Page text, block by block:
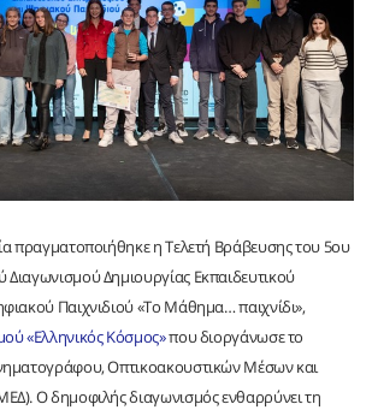
πραγματοποιήθηκε η Τελετή Βράβευσης του 5ου
Διαγωνισμού Δημιουργίας Εκπαιδευτικού
Παιχνιδιού «Το Μάθημα… παιχνίδι»,
«Ελληνικός Κόσμος»που διοργάνωσε το
Οπτικοακουστικών Μέσων και
Ο δημοφιλής διαγωνισμός ενθαρρύνει τη